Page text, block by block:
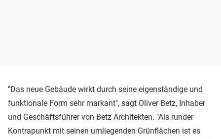
"Das neue Gebäude wirkt durch seine eigenständige und
funktionale Form sehr markant", sagt Oliver Betz, Inhaber
und Geschäftsführer von Betz Architekten. "Als runder
Kontrapunkt mit seinen umliegenden Grünflächen ist es